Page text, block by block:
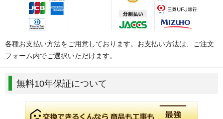
各種お支払い方法をご用意しております。お支払い方法は、ご注文
フォーム内でご選択いただけます。
無料10年保証について